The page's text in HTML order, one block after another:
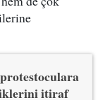
itiraf